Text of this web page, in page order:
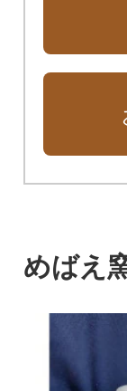
めばえ